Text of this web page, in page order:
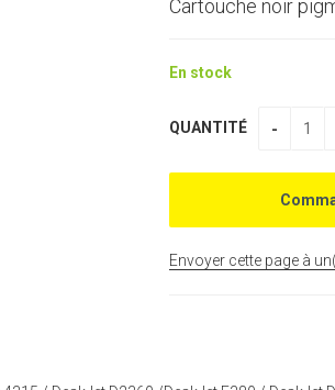
Cartouche noir
En stock
QUANTITÉ
Envoyer cette page à